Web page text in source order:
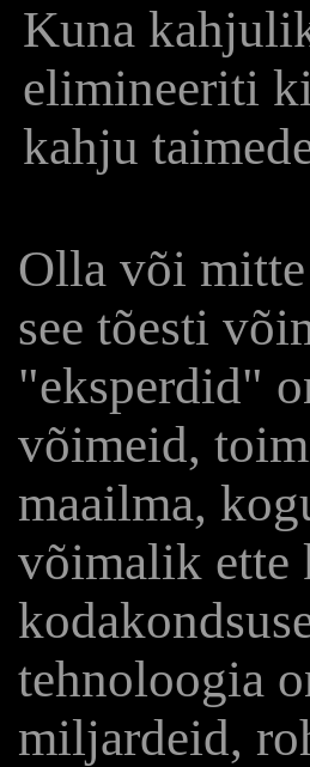
Kuna
elimineeriti
kahju
Olla või
see tõesti
"eksperdid"
võimeid,
maailma,
võimalik ette
tehnoloogia
miljardeid,